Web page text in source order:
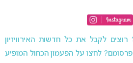
רוצים לקבל את כל חדשות האירוויזיון
פרסומם? לחצו על הפעמון הכחול המופיע